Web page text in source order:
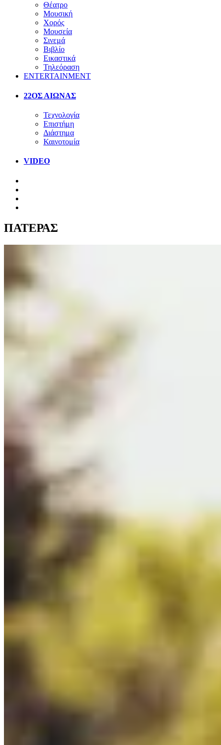
Θέατρο
Μουσική
Χορός
Μουσεία
Σινεμά
Βιβλίο
Εικαστικά
Τηλεόραση
ENTERTAINMENT
22ΟΣ ΑΙΩΝΑΣ
Τεχνολογία
Επιστήμη
Διάστημα
Καινοτομία
VIDEO
ΠΑΤΕΡΑΣ